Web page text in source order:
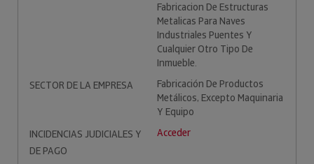
Fabricacion De Estructuras
Metalicas Para Naves
Industriales Puentes Y
Cualquier Otro Tipo De
Inmueble.
SECTOR DE LA EMPRESA
Fabricación De Productos
Metálicos, Excepto Maquinaria
Y Equipo
INCIDENCIAS JUDICIALES Y
DE PAGO
Acceder